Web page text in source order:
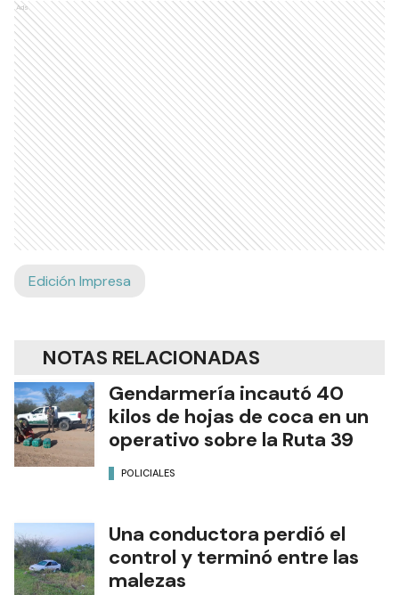
Ads
Edición Impresa
NOTAS RELACIONADAS
Gendarmería incautó 40
kilos de hojas de coca en un
operativo sobre la Ruta 39
POLICIALES
Una conductora perdió el
control y terminó entre las
malezas